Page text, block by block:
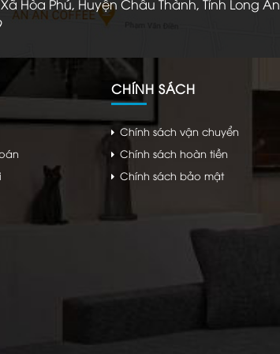
Hòa Phú, Huyện Châu Thành, Tỉnh Long An
CHÍNH SÁCH
Chính sách vận chuyển
Chính sách hoàn tiền
Chính sách bảo mật